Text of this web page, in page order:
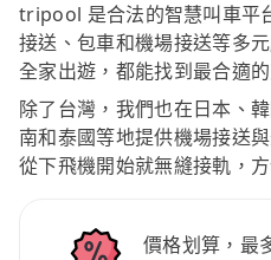
tripool 是合法的智慧叫車平
接送、包車和機場接送等多
全家出遊，都能找到最合適
除了台灣，我們也在日本、
南和泰國等地提供機場接送
從下飛機開始就無縫接軌，
價格划算，最